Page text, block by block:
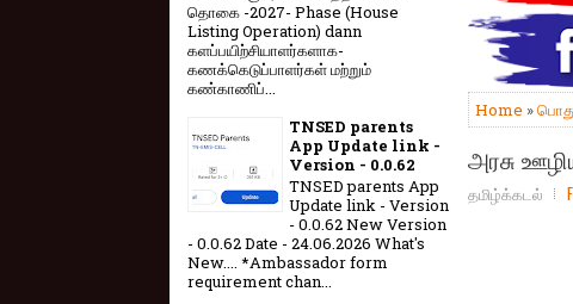
Home »
அரசு
தமிழ்க்கடல்
தொகை -2027- Phase (House
Listing Operation) dann
களப்பயிற்சியாளர்களாக-
கணக்கெடுப்பாளர்கள் மற்றும்
கண்காணிப்...
TNSED parents
App Update link -
Version - 0.0.62
TNSED parents App
Update link - Version
- 0.0.62 New Version
- 0.0.62 Date - 24.06.2026 What's
New.... *Ambassador form
requirement chan...